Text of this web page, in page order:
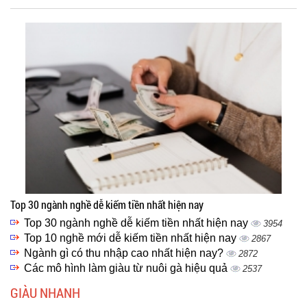
Top 30 ngành nghề dễ kiếm tiền nhất hiện nay
Top 30 ngành nghề dễ kiếm tiền nhất hiện nay 3954
Top 10 nghề mới dễ kiếm tiền nhất hiện nay 2867
Ngành gì có thu nhập cao nhất hiện nay? 2872
Các mô hình làm giàu từ nuôi gà hiệu quả 2537
GIÀU NHANH